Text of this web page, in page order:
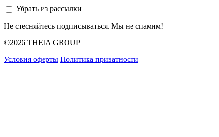
Убрать из рассылки
Не стесняйтесь подписываться. Мы не спамим!
©2026 THEIA GROUP
Условия оферты Политика приватности